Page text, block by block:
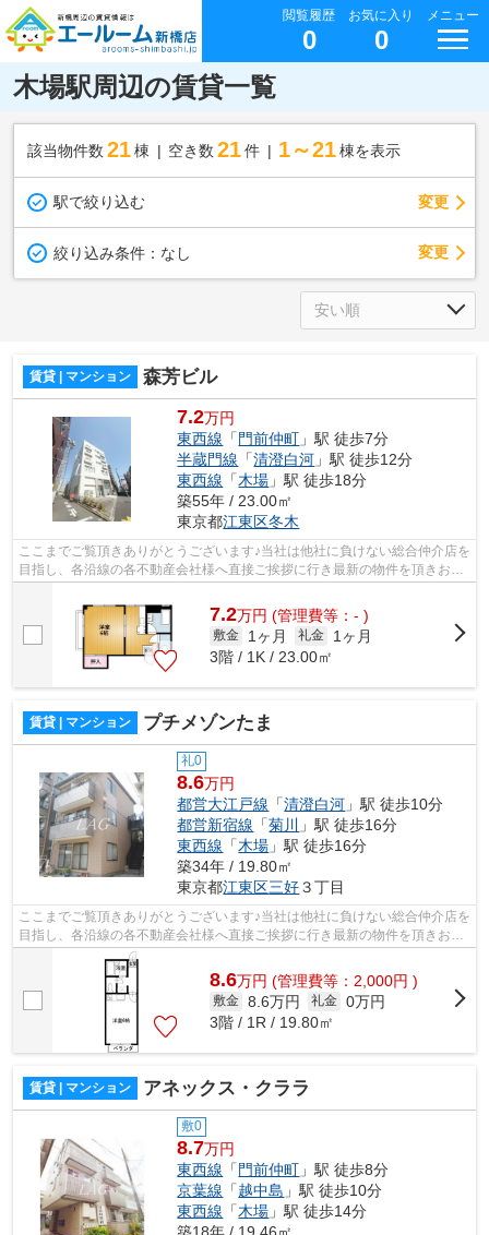
閲覧履歴
0
お気に入り
0
メニュー
木場駅周辺の賃貸一覧
該当物件数 21棟 空き数 21 件 1～21 棟を表示
駅で絞り込む 変更
絞り込み条件： なし 変更
賃貸 | マンション 森芳ビル
7.2万円
東西線 「 門前仲町 」駅 徒歩7分
半蔵門線 「清澄白河 」駅 徒歩12分
東西線 「木場 」駅 徒歩18分
築55年 / 23.00㎡
東京都江東区冬木
ここまでご覧頂きありがとうございます♪当社は他社に負けない総合仲介店を
目指し、各沿線の各不動産会社様へ直接ご挨拶に行き最新の物件を頂きお客
7.2万円 (管理費等：- )
敷金 1ヶ月 礼金
1ヶ月
3階 / 1K / 23.00㎡
賃貸 | マンション プチメゾンたま
礼0
8.6万円
都営大江戸線 「清澄白河 」駅 徒歩10分
都営新宿線 「菊川
」駅 徒歩16分
東西線 「木場 」駅 徒歩16分
築34年 / 19.80㎡
東京都江東区三好３丁目
ここまでご覧頂きありがとうございます♪当社は他社に負けない総合仲介店を
目指し、各沿線の各不動産会社様へ直接ご挨拶に行き最新の物件を頂きお客
様へ提供しております！最新の情報は...
8.6万円 (管理費等：2,000円 )
敷金 8.6万円 礼金 0万円
3階 / 1R / 19.80㎡
賃貸 | マンション アネックス・クララ
敷0
8.7万円
東西線 「 門前仲町 」駅 徒歩8分
京葉線 「越中島 」駅 徒歩10分
東西線 「木場 」駅 徒歩14分